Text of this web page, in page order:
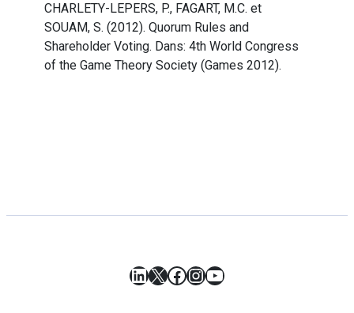
CHARLETY-LEPERS, P., FAGART, M.C. et
SOUAM, S. (2012). Quorum Rules and
Shareholder Voting. Dans: 4th World Congress
of the Game Theory Society (Games 2012).
LinkedIn
X Facebook
Instagram
YouTube